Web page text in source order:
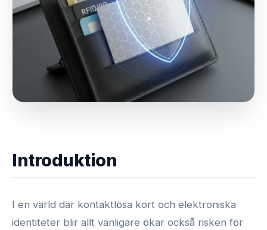
Introduktion
I en värld där kontaktlösa kort och elektroniska
identiteter blir allt vanligare ökar också risken för